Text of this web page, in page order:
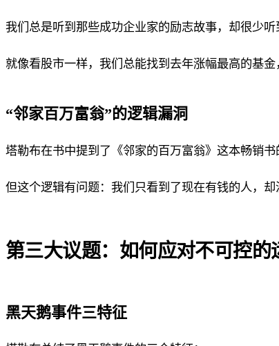
我们总是听到那些成功企业家的励志故事，却很少
就像看股市一样，我们总能找到去年涨幅最高的基
“邻家百万富翁”的逻辑漏洞
塔勒布在书中提到了《邻家的百万富翁》这本畅销
但这个逻辑有问题：我们只看到了现在有钱的人，
第三大议题：如何应对不可控的
黑天鹅事件三特征